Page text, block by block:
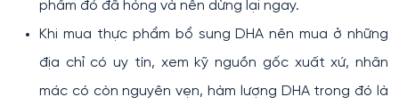
phẩm đó đã hỏng và nên dừng lại ngay.
​Khi mua thực phẩm bổ sung DHA nên mua ở những
địa chỉ có uy tín, xem kỹ nguồn gốc xuất xứ, nhãn
mác có còn nguyên vẹn, hàm lượng DHA trong đó là